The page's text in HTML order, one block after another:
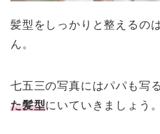
髪型をしっかりと整えるの
ん。
七五三の写真にはパパも写
た髪型にいていきましょう。